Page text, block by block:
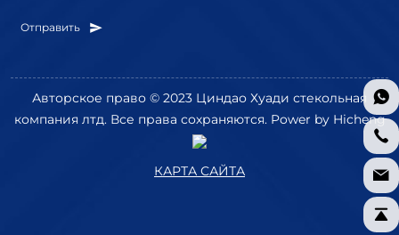
Отправить
Авторское право © 2023 Циндао Хуади стекольная
компания лтд. Все права сохраняются. Power by Hicheng
КАРТА САЙТА